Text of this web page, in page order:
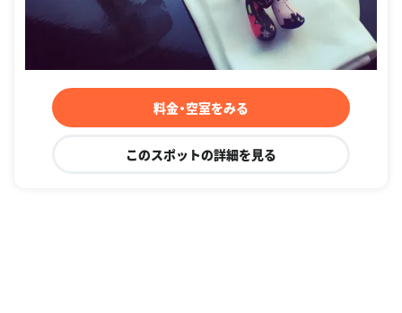
料金・空室をみる
このスポットの詳細を見る